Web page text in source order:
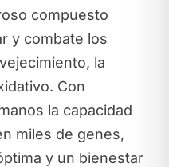
compuesto
y combate los
la
Con
la capacidad
miles de genes,
y un bienestar